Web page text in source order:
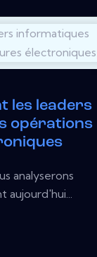
les leaders
opérations
analyserons
aujourd'hui...